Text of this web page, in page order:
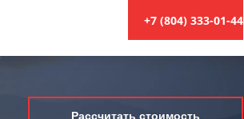
+7 (804) 333-01-44
Рассчитать стоимость